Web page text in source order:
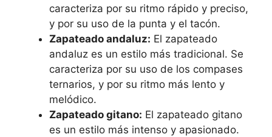
caracteriza por su ritmo rápido y preciso,
y por su uso de la punta y el tacón.
Zapateado andaluz: El zapateado
andaluz es un estilo más tradicional. Se
caracteriza por su uso de los compases
ternarios, y por su ritmo más lento y
melódico.
Zapateado gitano: El zapateado gitano
es un estilo más intenso y apasionado.